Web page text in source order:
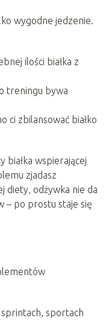
wygodne jedzenie.
ilości białka z
treningu bywa
ci zbilansować białko
białka wspierającej
zjadasz
diety, odżywka nie da
– po prostu staje się
sportach